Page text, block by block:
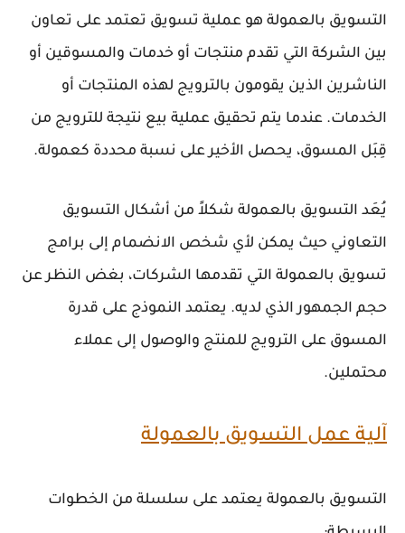
التسويق بالعمولة هو عملية تسويق تعتمد على تعاون
بين الشركة التي تقدم منتجات أو خدمات والمسوقين أو
الناشرين الذين يقومون بالترويج لهذه المنتجات أو
الخدمات. عندما يتم تحقيق عملية بيع نتيجة للترويج من
قِبَل المسوق، يحصل الأخير على نسبة محددة كعمولة.
يُعَد التسويق بالعمولة شكلاً من أشكال التسويق
التعاوني حيث يمكن لأي شخص الانضمام إلى برامج
تسويق بالعمولة التي تقدمها الشركات، بغض النظر عن
حجم الجمهور الذي لديه. يعتمد النموذج على قدرة
المسوق على الترويج للمنتج والوصول إلى عملاء
محتملين.
آلية عمل التسويق بالعمولة
التسويق بالعمولة يعتمد على سلسلة من الخطوات